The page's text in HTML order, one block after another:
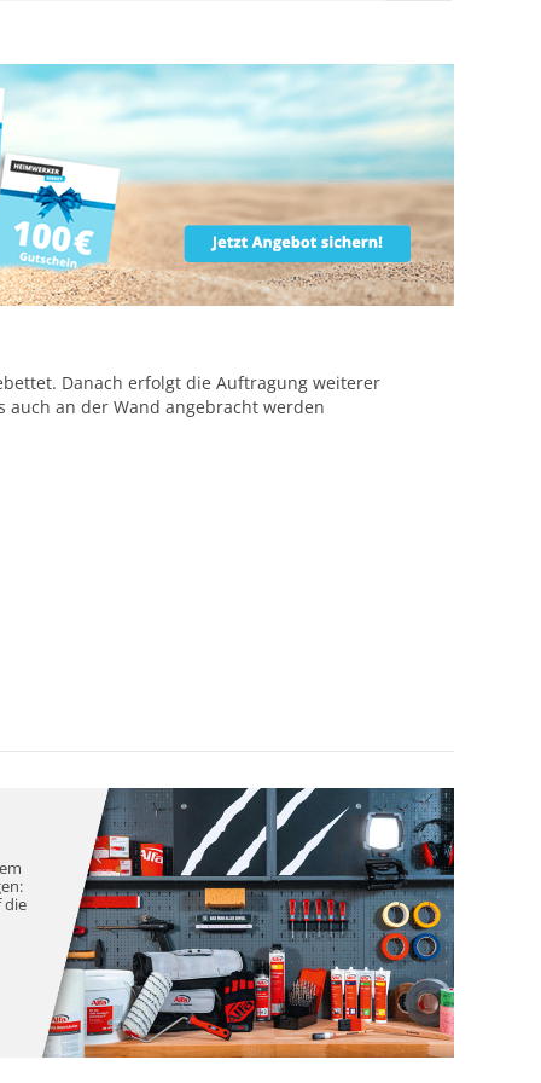
Danach erfolgt die Auftragung weiterer
an der Wand angebracht werden
die